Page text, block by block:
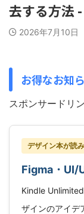
去する方法
2026年7月10日
お得なお知
スポンサードリ
デザイン本が読
Figma・UI/
Kindle
ザインのアイデ